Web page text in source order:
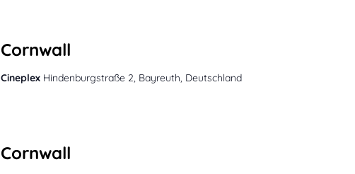
Cornwall
Cineplex Hindenburgstraße 2, Bayreuth, Deutschland
Cornwall